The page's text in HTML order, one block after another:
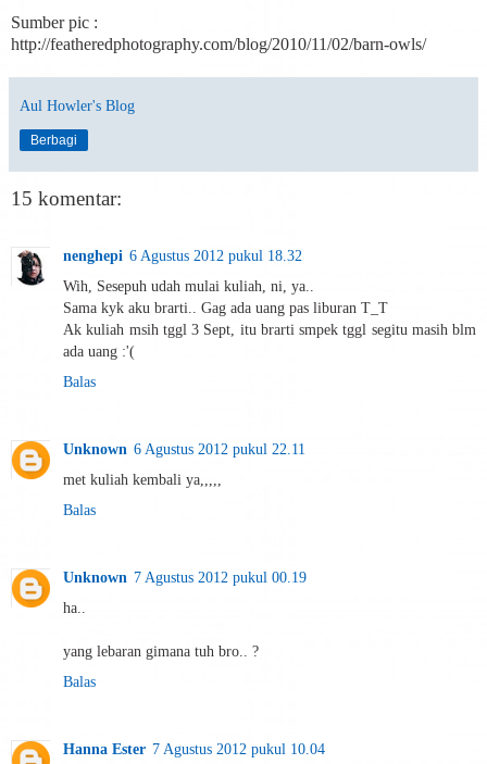
Sumber pic :
http://featheredphotography.com/blog/2010/11/02/barn-owls/
Aul Howler's Blog
Berbagi
15 komentar:
nenghepi 6 Agustus 2012 pukul 18.32
Wih, Sesepuh udah mulai kuliah, ni, ya..
Sama kyk aku brarti.. Gag ada uang pas liburan T_T
Ak kuliah msih tggl 3 Sept, itu brarti smpek tggl segitu masih blm
ada uang :'(
Balas
Unknown 6 Agustus 2012 pukul 22.11
met kuliah kembali ya,,,,,
Balas
Unknown 7 Agustus 2012 pukul 00.19
ha..
yang lebaran gimana tuh bro.. ?
Balas
Hanna Ester 7 Agustus 2012 pukul 10.04